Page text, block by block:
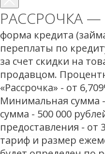
Политика конфиденциальности
Доставка и оплата
Возврат и обмен
*Рассрочка
РАССРОЧКА —
форма кредита
переплаты по
за счет скидки на
продавцом.
«Рассрочка» - от
Минимальная сумма
сумма - 500 000
предоставления - от
тариф и размер